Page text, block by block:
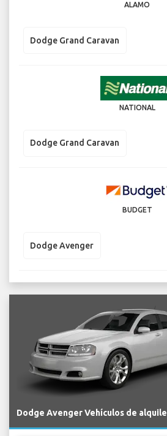
ALAMO
Dodge Grand Caravan
NATIONAL
Dodge Grand Caravan
BUDGET
Dodge Avenger
Dodge Avenger Vehículos de